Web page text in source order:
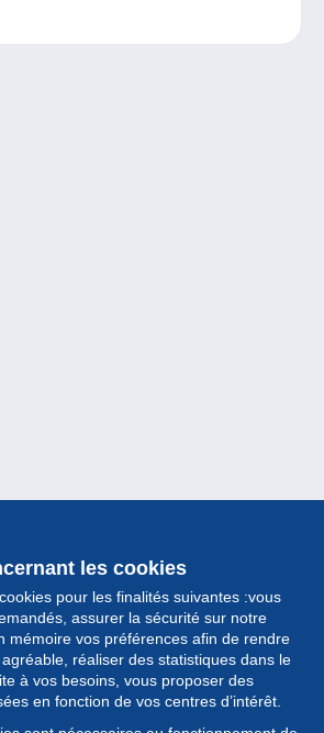
les cookies
pour les finalités suivantes :vous
assurer la sécurité sur notre
mémoire vos préférences afin de rendre
réaliser des statistiques dans le
à vos besoins, vous proposer des
en fonction de vos centres d’intérêt.